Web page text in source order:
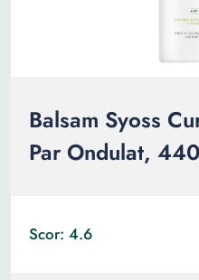
Balsam Syoss
Par Ondulat,
Scor: 4.6